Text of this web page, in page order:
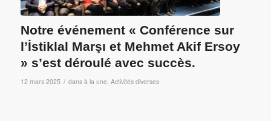
Notre événement « Conférence sur
l’İstiklal Marşı et Mehmet Akif Ersoy
» s’est déroulé avec succès.
12 mars 2025 / dans à la une, Activités diverses